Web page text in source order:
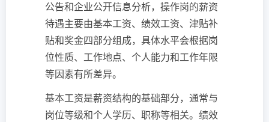
公告和企业公开信息分析，操作岗的薪资
待遇主要由基本工资、绩效工资、津贴补
贴和奖金四部分组成，具体水平会根据岗
位性质、工作地点、个人能力和工作年限
等因素有所差异。
基本工资是薪资结构的基础部分，通常与
岗位等级和个人学历、职称等相关。绩效